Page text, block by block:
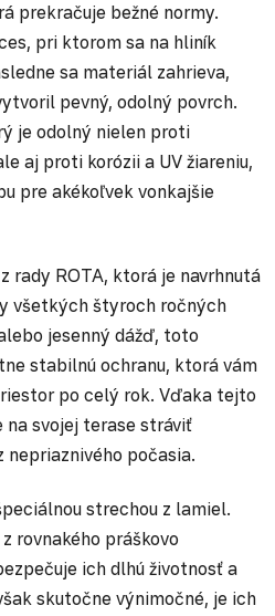
prekračuje bežné normy.
pri ktorom sa na hliník
sa materiál zahrieva,
pevný, odolný povrch.
je odolný nielen proti
aj proti korózii a UV žiareniu,
pre akékoľvek vonkajšie
rady ROTA, ktorá je navrhnutá
všetkých štyroch ročných
jesenný dážď, toto
stabilnú ochranu, ktorá vám
po celý rok. Vďaka tejto
na svojej terase stráviť
nepriaznivého počasia.
strechou z lamiel.
rovnakého práškovo
ich dlhú životnosť a
skutočne výnimočné, je ich